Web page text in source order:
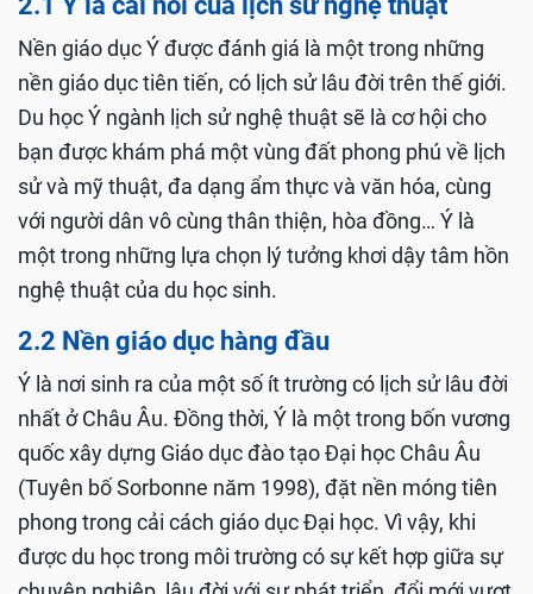
Nền giáo dục Ý được đánh giá là một trong những
nền giáo dục tiên tiến, có lịch sử lâu đời trên thế giới.
Du học Ý ngành lịch sử nghệ thuật sẽ là cơ hội cho
bạn được khám phá một vùng đất phong phú về lịch
sử và mỹ thuật, đa dạng ẩm thực và văn hóa, cùng
với người dân vô cùng thân thiện, hòa đồng… Ý là
một trong những lựa chọn lý tưởng khơi dậy tâm hồn
nghệ thuật của du học sinh.
2.2 Nền giáo dục hàng đầu
Ý là nơi sinh ra của một số ít trường có lịch sử lâu đời
nhất ở Châu Âu. Đồng thời, Ý là một trong bốn vương
quốc xây dựng Giáo dục đào tạo Đại học Châu Âu
(Tuyên bố Sorbonne năm 1998), đặt nền móng tiên
phong trong cải cách giáo dục Đại học. Vì vậy, khi
được du học trong môi trường có sự kết hợp giữa sự